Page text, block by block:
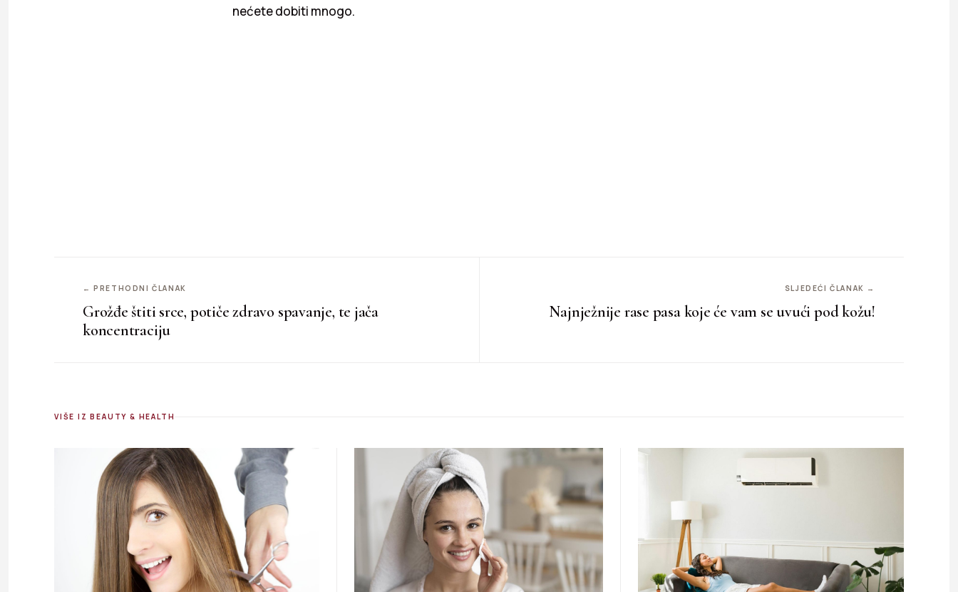
nećete dobiti mnogo.
← PRETHODNI ČLANAK
Grožđe štiti srce, potiče zdravo spavanje, te jača
koncentraciju
SLJEDEĆI ČLANAK →
Najnježnije rase pasa koje će vam se uvući pod kožu!
VIŠE IZ BEAUTY & HEALTH